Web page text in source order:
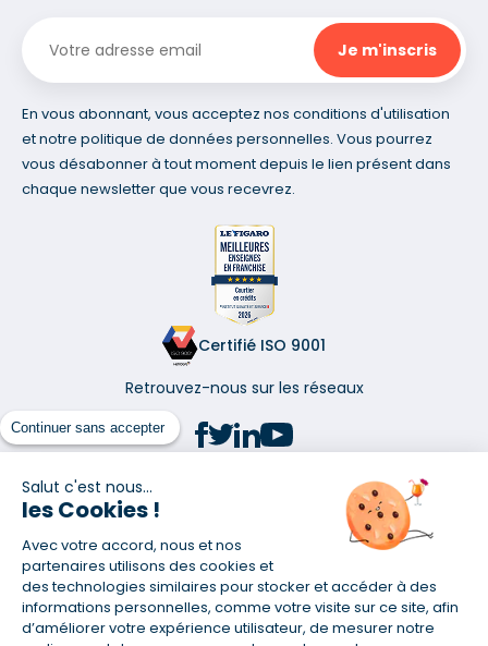
Continuer sans accepter
Salut c'est nous...
les Cookies !
Avec votre accord, nous et nos
partenaires utilisons des cookies et
des technologies similaires pour stocker et accéder à des
informations personnelles, comme votre visite sur ce site, afin
d’améliorer votre expérience utilisateur, de mesurer notre
En vous abonnant, vous acceptez nos conditions d'utilisation
et notre politique de données personnelles. Vous pourrez
vous désabonner à tout moment depuis le lien présent dans
chaque newsletter que vous recevrez.
Certifié ISO 9001
Retrouvez-nous sur les réseaux
(1) Taux fixe national hors assurance et selon votre profil
(2) Économie de 65 % pour l'assurance d'un prêt amortissable de 330
457,23 € à 0,90 % sur 19,5 ans, accordé à un salarié non cadre assuré à
100 % (décès, PTIA, IPP, ITT, IPP) âgé de 36 ans fumeur et une personne
salariée non cadre assurée à 100 % (décès, PTIA, IPP, ITT, IPP) âgée de 35
ans et non-fumeur, tous deux sans risque médical connu. Au
14/07/2019, coût de l'assurance proposée par la banque 179,08 €/mois